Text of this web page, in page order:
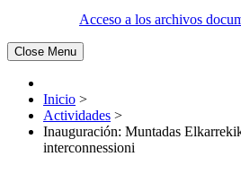
Acceso a los archivos
Close Menu
Inicio >
Actividades >
Inauguración: Muntadas
interconnessioni